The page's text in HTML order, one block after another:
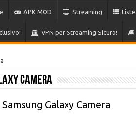
APK MOD Streaming Liste
VPN per Streaming Sicuro!
Camera
Galaxy Camera